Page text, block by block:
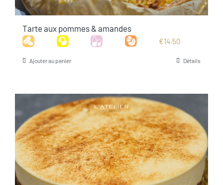
Tarte aux pommes & amandes
€14.50
Ajouter au panier Détails